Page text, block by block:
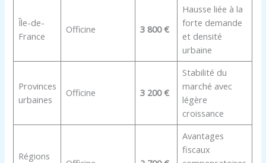
Île-de-
France
Officine 3 800 €
Hausse liée à la
forte demande
et densité
urbaine
Provinces
urbaines
Officine 3 200 €
Stabilité du
marché avec
légère
croissance
Régions
Avantages
fiscaux